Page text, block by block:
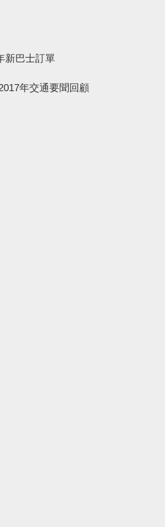
新巴士訂單
年交通要聞回顧